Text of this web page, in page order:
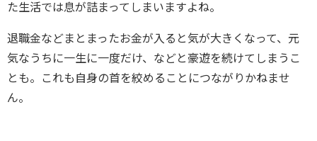
た生活では息が詰まってしまいますよね。
退職金などまとまったお金が入ると気が大きくなって、元
気なうちに一生に一度だけ、などと豪遊を続けてしまうこ
とも。これも自身の首を絞めることにつながりかねませ
ん。